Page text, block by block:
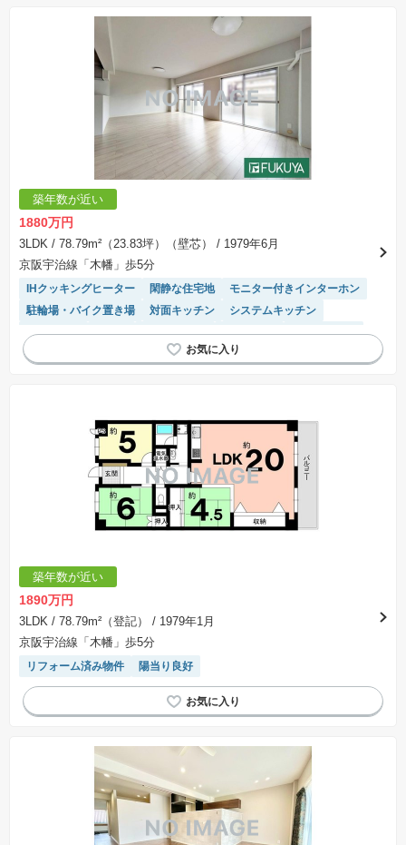
築年数が近い
1880万円
3LDK / 78.79m²（23.83坪）（壁芯）
/ 1979年6月
京阪宇治線「木幡」歩5分
IHクッキングヒーター 閑静な住宅地
モニター付きインターホン
駐輪場・バイク置き場
対面キッチン
システムキッチン
陽当り良好
食洗機 温水洗浄便座 ペット相談 エレベーター
築年数が近い
1890万円
3LDK / 78.79m²（登記）
/ 1979年1月
京阪宇治線「木幡」歩5分
リフォーム済み物件 陽当り良好